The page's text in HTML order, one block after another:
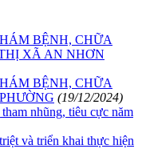
BỆNH, CHỮA
XÃ AN NHƠN
BỆNH, CHỮA
(19/12/2024)
nhũng, tiêu cực năm
và triển khai thực hiện